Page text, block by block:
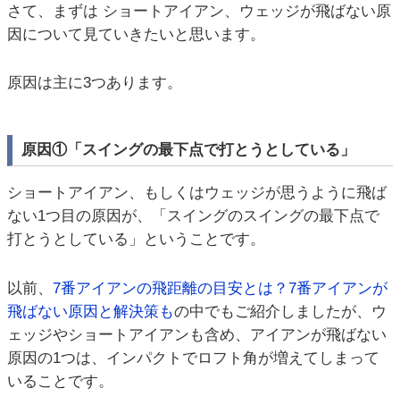
さて、まずは ショートアイアン、ウェッジが飛ばない原
因について見ていきたいと思います。
原因は主に3つあります。
原因①「スイングの最下点で打とうとしている」
ショートアイアン、もしくはウェッジが思うように飛ば
ない1つ目の原因が、「スイングのスイングの最下点で
打とうとしている」ということです。
以前、 7番アイアンの飛距離の目安とは？7番アイアンが
飛ばない原因と解決策もの中でもご紹介しましたが、ウ
ェッジやショートアイアンも含め、アイアンが飛ばない
原因の1つは、インパクトでロフト角が増えてしまって
いることです。